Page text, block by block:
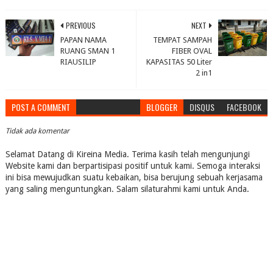
NEXT
TEMPAT SAMPAH
FIBER OVAL
KAPASITAS 50 Liter
2 in1
PREVIOUS
PAPAN NAMA
RUANG SMAN 1
RIAUSILIP
POST A COMMENT BLOGGER DISQUS FACEBOOK
Tidak ada komentar
Selamat Datang di Kireina Media. Terima kasih telah mengunjungi
Website kami dan berpartisipasi positif untuk kami. Semoga interaksi
ini bisa mewujudkan suatu kebaikan, bisa berujung sebuah kerjasama
yang saling menguntungkan. Salam silaturahmi kami untuk Anda.